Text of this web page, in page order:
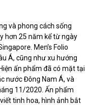
và phong cách sống
hơn 25 năm kể từ ngày
Men’s Folio
Á, cũng như xu hướng
ấn phẩm đã có mặt tại
nước Đông Nam Á, và
11/2020. Ấn phẩm
tinh hoa, hình ảnh bắt